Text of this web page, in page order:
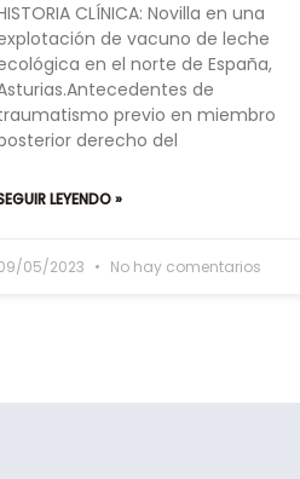
CLÍNICA: Novilla en una
de vacuno de leche
en el norte de España,
de
previo en miembro
derecho del
LEYENDO »
05/2023 No hay comentarios